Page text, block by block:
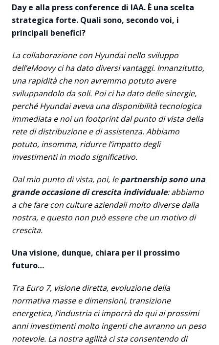
Day e alla press conference di IAA. È una scelta
strategica forte. Quali sono, secondo voi, i
principali benefici?
La collaborazione con Hyundai nello sviluppo
dell’eMoovy ci ha dato diversi vantaggi. Innanzitutto,
una rapidità che non avremmo potuto avere
sviluppandolo da soli. Poi ci ha dato delle sinergie,
perché Hyundai aveva una disponibilità tecnologica
immediata e noi un footprint dal punto di vista della
rete di distribuzione e di assistenza. Abbiamo
potuto, insomma, ridurre l’impatto degli
investimenti in modo significativo.
Dal mio punto di vista, poi, lepartnership sono una
grande occasione di crescita individuale: abbiamo
a che fare con culture aziendali molto diverse dalla
nostra, e questo non può essere che un motivo di
crescita.
Una visione, dunque, chiara per il prossimo
futuro…
Tra Euro 7, visione diretta, evoluzione della
normativa masse e dimensioni, transizione
energetica, l’industria ci imporrà da qui ai prossimi
anni investimenti molto ingenti che avranno un peso
notevole. La nostra agilità ci sta consentendo di